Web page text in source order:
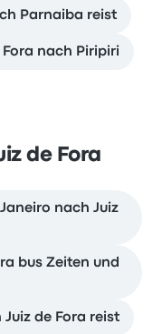
Parnaiba reist
Fora nach Piripiri
de Fora
nach Juiz
bus Zeiten und
de Fora reist